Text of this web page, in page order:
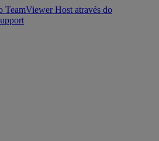
TeamViewer Host através do